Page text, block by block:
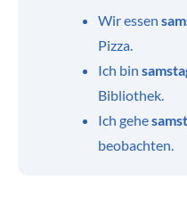
Wir essen
Pizza.
Ich bin
Bibliothek.
Ich gehe
beobachten.